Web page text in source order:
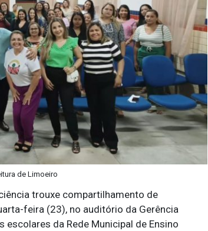
de Limoeiro
trouxe compartilhamento de
feira (23), no auditório da Gerência
escolares da Rede Municipal de Ensino